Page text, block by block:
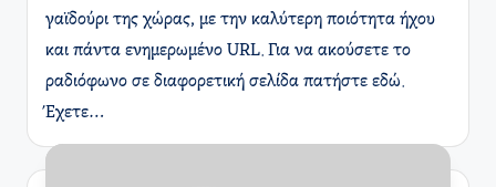
γαϊδούρι της χώρας, με την καλύτερη ποιότητα ήχου
και πάντα ενημερωμένο URL. Για να ακούσετε το
ραδιόφωνο σε διαφορετική σελίδα πατήστε εδώ.
Έχετε…